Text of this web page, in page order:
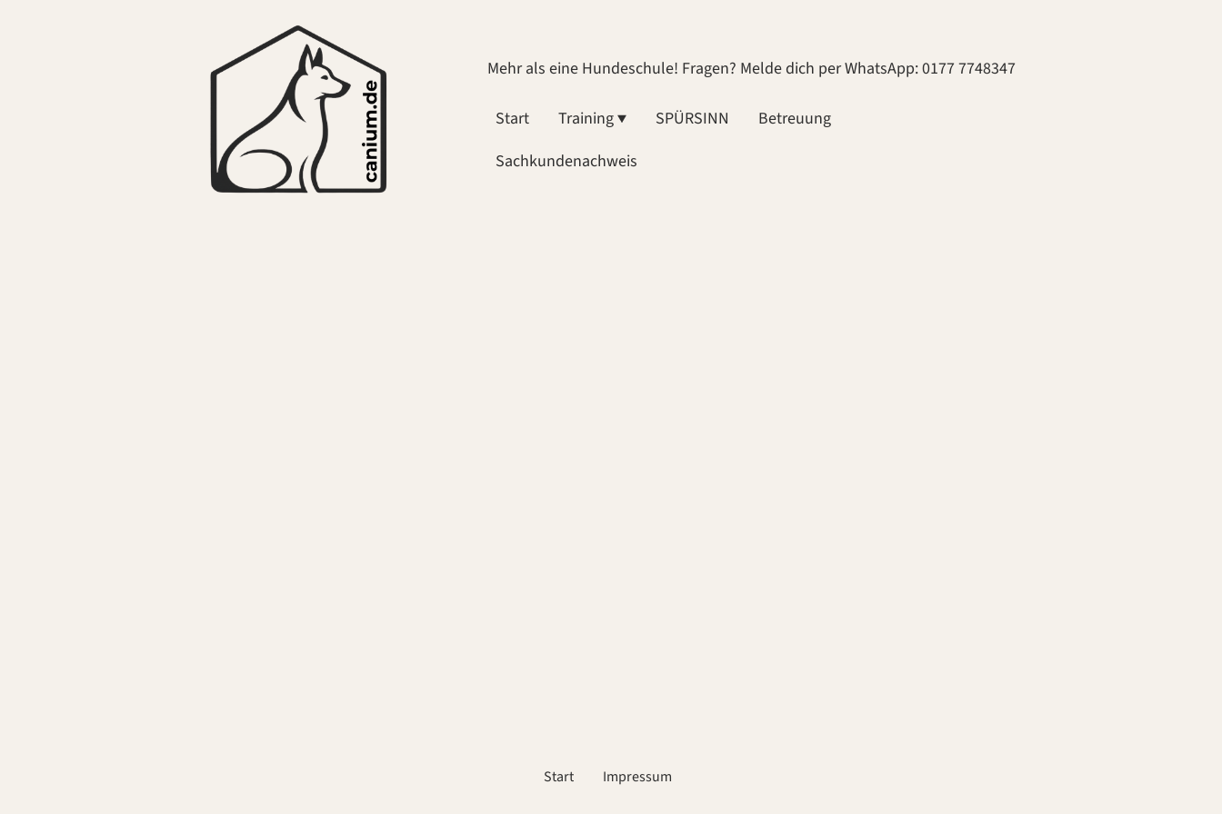
Mehr als eine Hundeschule! Fragen? Melde dich per WhatsApp: 0177 7748347
Start Training SPÜRSINN
Betreuung
Sachkundenachweis
Start Impressum